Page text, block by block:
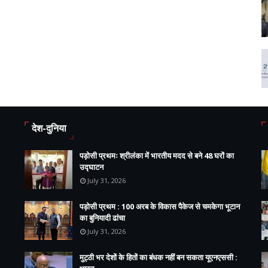
देश-दुनिया
पड़ोसी प्रथमः श्रीलंका में भारतीय मदद से बने 48 घरों का
उद्घाटन
July 31, 2026
पड़ोसी प्रथम : 100 अरब के विकास पैकेज से चमकेगा भूटान
का बुनियादी ढांचा
July 31, 2026
मुट्ठी भर देशों के हितों का बंधक नहीं बन सकता यूएनएससी :